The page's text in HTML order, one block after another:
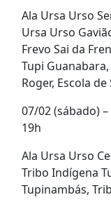
Ala Ursa Urso
Ursa Urso
Frevo Sai da
Tupi
Roger, Escola
07/02 (sábado)
19h
Ala Ursa Urso
Tribo Indígena
Tupinambás,